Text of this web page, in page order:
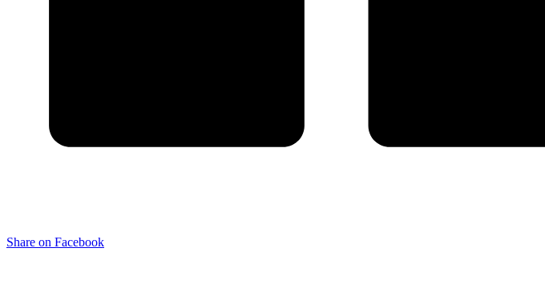
Share on Facebook